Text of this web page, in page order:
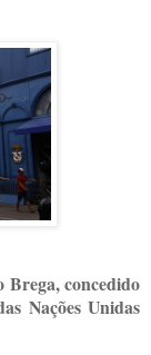
Brega, concedido
Nações Unidas